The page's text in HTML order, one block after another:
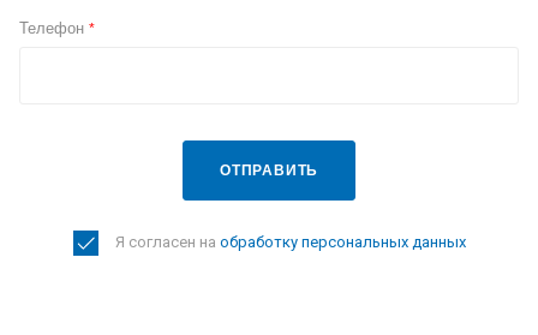
Телефон *
ОТПРАВИТЬ
Я согласен на обработку персональных данных